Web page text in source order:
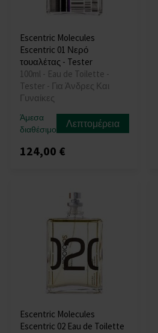
Escentric Molecules
Escentric 01 Νερό
τουαλέτας - Tester
100ml - Eau de Toilette -
Tester - Για Άνδρες Και
Γυναίκες
Άμεσα
διαθέσιμο
Λεπτομέρεια
124,00 €
Escentric Molecules
Escentric 02 Eau de Toilette